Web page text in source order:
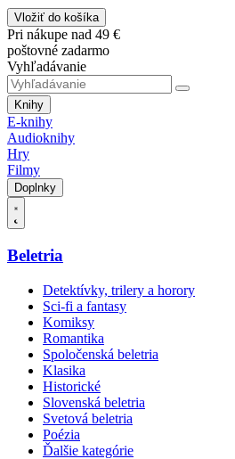
Vložiť do košíka
Pri nákupe nad 49 €
poštovné zadarmo
Vyhľadávanie
Knihy
E-knihy
Audioknihy
Hry
Filmy
Doplnky
Beletria
Detektívky, trilery a horory
Sci-fi a fantasy
Komiksy
Romantika
Spoločenská beletria
Klasika
Historické
Slovenská beletria
Svetová beletria
Poézia
Ďalšie kategórie